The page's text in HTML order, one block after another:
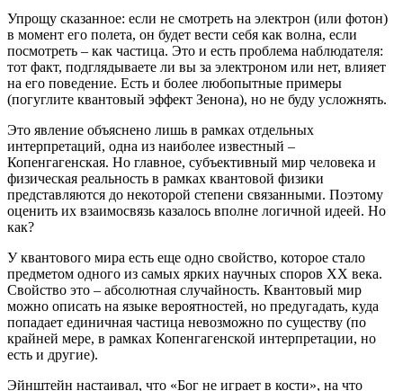
Упрощу сказанное: если не смотреть на электрон (или фотон)
в момент его полета, он будет вести себя как волна, если
посмотреть – как частица. Это и есть проблема наблюдателя:
тот факт, подглядываете ли вы за электроном или нет, влияет
на его поведение. Есть и более любопытные примеры
(погуглите квантовый эффект Зенона), но не буду усложнять.
Это явление объяснено лишь в рамках отдельных
интерпретаций, одна из наиболее известный –
Копенгагенская. Но главное, субъективный мир человека и
физическая реальность в рамках квантовой физики
представляются до некоторой степени связанными. Поэтому
оценить их взаимосвязь казалось вполне логичной идеей. Но
как?
У квантового мира есть еще одно свойство, которое стало
предметом одного из самых ярких научных споров XX века.
Свойство это – абсолютная случайность. Квантовый мир
можно описать на языке вероятностей, но предугадать, куда
попадает единичная частица невозможно по существу (по
крайней мере, в рамках Копенгагенской интерпретации, но
есть и другие).
Эйнштейн настаивал, что «Бог не играет в кости», на что